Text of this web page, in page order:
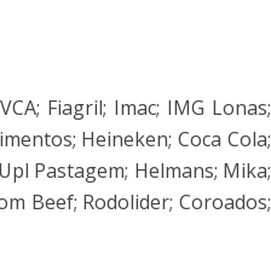
Fiagril; Imac; IMG Lonas;
Heineken; Coca Cola;
Pastagem; Helmans; Mika;
Beef; Rodolider; Coroados;